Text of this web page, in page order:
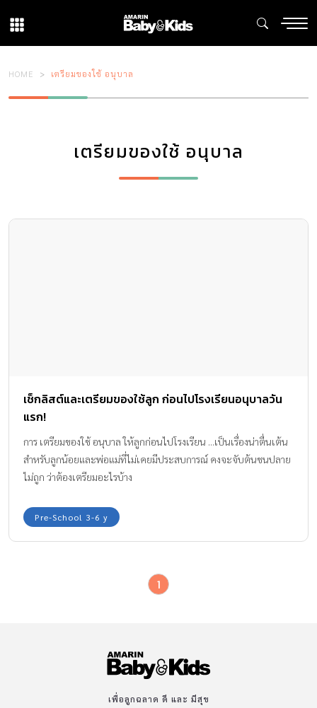
HOME เตรียมของใช้ อนุบาล
เตรียมของใช้ อนุบาล
เช็กลิสต์และเตรียมของใช้ลูก ก่อนไปโรงเรียนอนุบาลวัน
แรก!
การ เตรียมของใช้ อนุบาล ให้ลูกก่อนไปโรงเรียน ...เป็นเรื่องน่าตื่นเต้น
สำหรับลูกน้อยและพ่อแม่ที่ไม่เคยมีประสบการณ์ คงจะจับต้นชนปลาย
ไม่ถูก ว่าต้องเตรียมอะไรบ้าง
Pre-School 3-6 y
1
เพื่อลูกฉลาด ดี และ มีสุข